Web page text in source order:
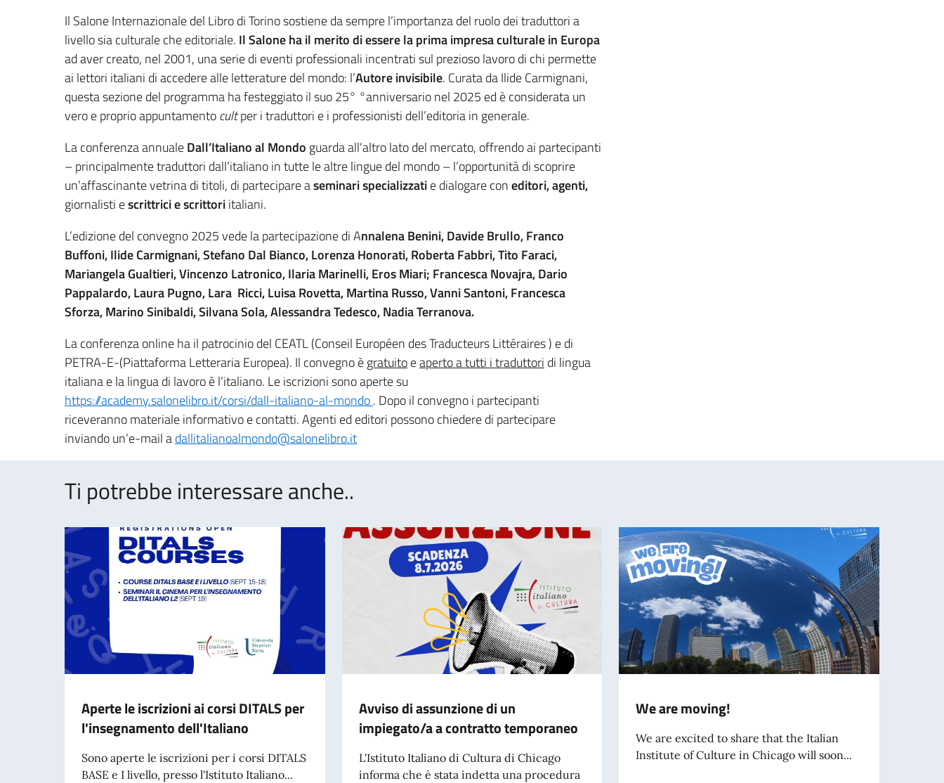
Il Salone Internazionale del Libro di Torino sostiene da sempre l’importanza del ruolo dei traduttori a
livello sia culturale che editoriale. Il Salone ha il merito di essere la prima impresa culturale in Europa
ad aver creato, nel 2001, una serie di eventi professionali incentrati sul prezioso lavoro di chi permette
ai lettori italiani di accedere alle letterature del mondo: l’Autore invisibile. Curata da Ilide Carmignani,
questa sezione del programma ha festeggiato il suo 25° °anniversario nel 2025 ed è considerata un
vero e proprio appuntamentocultper i traduttori e i professionisti dell’editoria in generale.
La conferenza annualeDall’Italiano al Mondo guarda all’altro lato del mercato, offrendo ai partecipanti
– principalmente traduttori dall’italiano​ in tutte le altre lingue del mondo – l’opportunità di scoprire
un’affascinante vetrina di titoli, di partecipare aseminari specializzatie dialogare coneditori, agenti,
giornalisti escrittrici e scrittoriitaliani.
L’edizione del convegno 2025 vede la partecipazione di Annalena Benini, Davide Brullo, Franco
Buffoni, Ilide Carmignani, Stefano Dal Bianco, Lorenza Honorati, Roberta Fabbri, Tito Faraci,
Mariangela Gualtieri, Vincenzo Latronico, Ilaria Marinelli, Eros Miari; Francesca Novajra, Dario
Pappalardo, Laura Pugno, Lara Ricci, Luisa Rovetta, Martina Russo, Vanni Santoni, Francesca
Sforza, Marino Sinibaldi, Silvana Sola, Alessandra Tedesco, Nadia Terranova.
La conferenza online ha il patrocinio del CEATL (Conseil Européen des Traducteurs Littéraires ) e di
PETRA-E-(Piattaforma Letteraria Europea). Il convegno ègratuitoeaperto a tutti i traduttori di lingua
italiana e la lingua di lavoro è l’italiano. Le iscrizioni sono aperte su
https://academy.salonelibro.it/corsi/dall-italiano-al-mondo. Dopo il convegno i partecipanti
riceveranno materiale informativo e contatti. Agenti ed editori possono chiedere di partecipare
inviando un’e-mail adallitalianoalmondo@salonelibro.it
Ti potrebbe interessare anche..
Aperte le iscrizioni ai corsi DITALS per
l'insegnamento dell'Italiano
Sono aperte le iscrizioni per i corsi DITALS
BASE e I livello, presso l'Istituto Italiano...
Avviso di assunzione di un
impiegato/a a contratto temporaneo
L'Istituto Italiano di Cultura di Chicago
informa che è stata indetta una procedura
We are moving!
We are excited to share that the Italian
Institute of Culture in Chicago will soon...